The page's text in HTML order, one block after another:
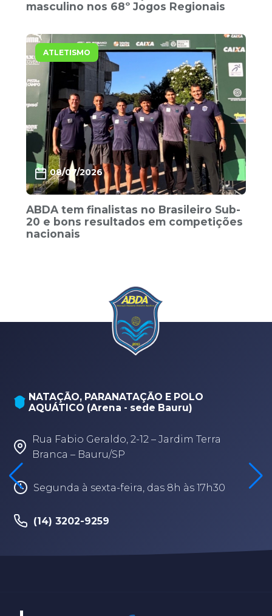
masculino nos 68º Jogos Regionais
ATLETISMO
08/07/2026
ABDA tem finalistas no Brasileiro Sub-
20 e bons resultados em competições
nacionais
NATAÇÃO, PARANATAÇÃO E POLO
AQUÁTICO (Arena - sede Bauru)
Rua Fabio Geraldo, 2-12 – Jardim Terra
Branca – Bauru/SP
Segunda à sexta-feira, das 8h às 17h30
(14) 3202-9259